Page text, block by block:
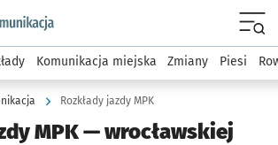
wroclaw.pl podserwis: Komunikacja
Komunikacja miejska Zmiany Piesi
Rozkłady jazdy MPK
MPK — wrocławskiej